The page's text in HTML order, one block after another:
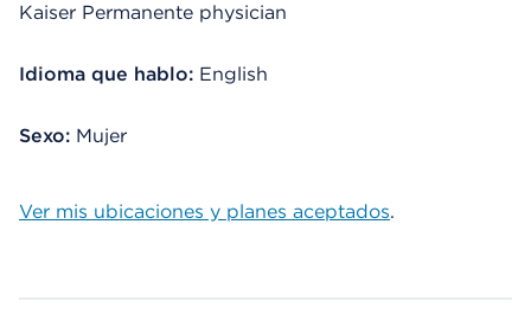
Kaiser Permanente physician
Idioma que hablo: English
Sexo: Mujer
Ver mis ubicaciones y planes aceptados.